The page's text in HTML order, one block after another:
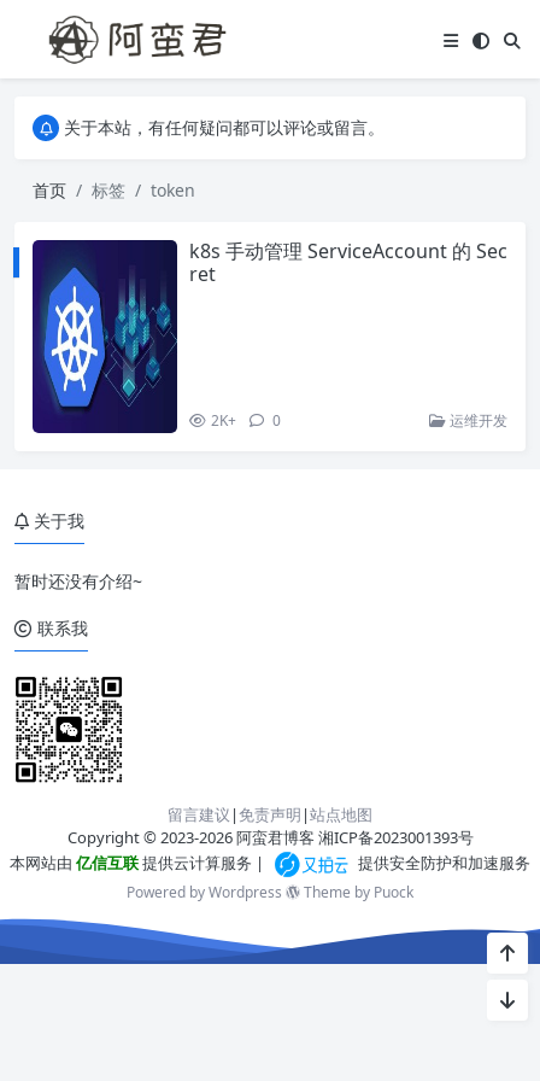
关于本站，有任何疑问都可以评论或留言。
关于本站，有任何疑问都可以评论或留言。
首页
标签 token
k8s 手动管理 ServiceAccount 的 Sec
ret
2K+ 0 运维开发
关于我
暂时还没有介绍~
联系我
留言建议 |免责声明 |站点地图
Copyright © 2023-2026 阿蛮君博客 湘ICP备2023001393号
本网站由 亿信互联提供云计算服务 | 提供安全防护和加速服务
Powered by Wordpress Theme by Puock